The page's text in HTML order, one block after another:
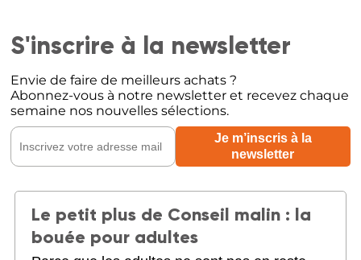
S'inscrire à la newsletter
Envie de faire de meilleurs achats ?
Abonnez-vous à notre newsletter et recevez chaque
semaine nos nouvelles sélections.
Le petit plus de Conseil malin : la
bouée pour adultes